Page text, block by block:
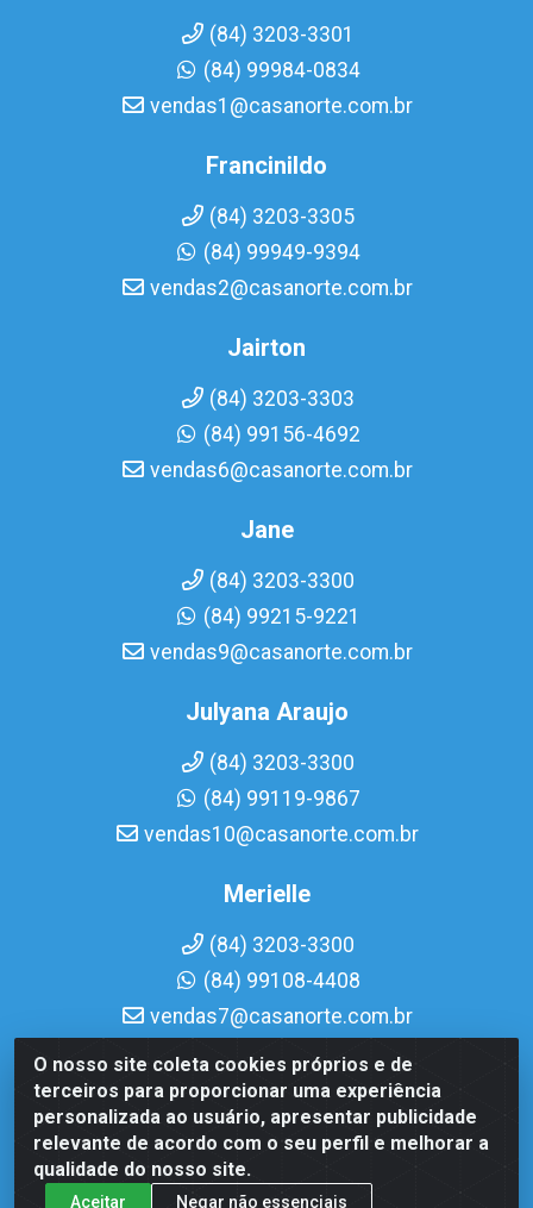
O nosso site coleta cookies próprios e de
terceiros para proporcionar uma experiência
personalizada ao usuário, apresentar publicidade
relevante de acordo com o seu perfil e melhorar a
qualidade do nosso site.
Aceitar Negar não essenciais
(84) 3203-3301
(84) 99984-0834
vendas1@casanorte.com.br
Francinildo
(84) 3203-3305
(84) 99949-9394
vendas2@casanorte.com.br
Jairton
(84) 3203-3303
(84) 99156-4692
vendas6@casanorte.com.br
Jane
(84) 3203-3300
(84) 99215-9221
vendas9@casanorte.com.br
Julyana Araujo
(84) 3203-3300
(84) 99119-9867
vendas10@casanorte.com.br
Merielle
(84) 3203-3300
(84) 99108-4408
vendas7@casanorte.com.br
Casa Norte LTDA - Av. Interventor Mário Câmara, 1815 -
Dix-Sept Rosado, Natal/RN - CEP 59054-600 - CNPJ
08.713.513/0001-51